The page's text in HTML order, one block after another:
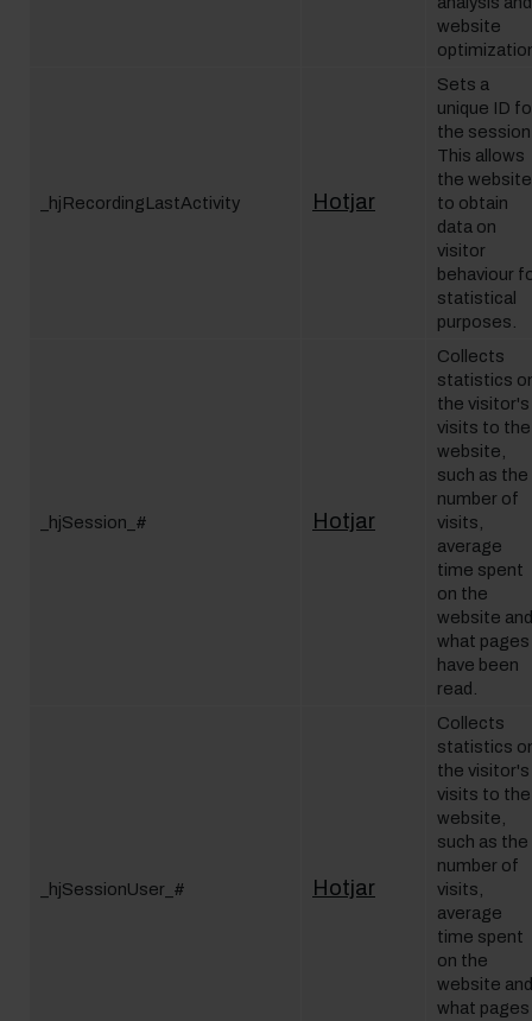
website
_hjRecordingLastActivity Hotjar
Sets a
unique ID
the
This allows
the website
to obtain
data on
visitor
behaviour
statistical
purposes.
_hjSession_# Hotjar
Collects
statistics
the visitor's
visits to the
website,
such as the
number of
visits,
average
time spent
on the
website and
what pages
have been
read.
_hjSessionUser_# Hotjar
Collects
statistics
the visitor's
visits to the
website,
such as the
number of
visits,
average
time spent
on the
website and
what pages